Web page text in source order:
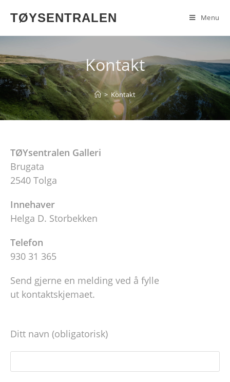
TØYSENTRALEN Menu
Kontakt
> Kontakt
TØYsentralen Galleri
Brugata
2540 Tolga
Innehaver
Helga D. Storbekken
Telefon
930 31 365
Send gjerne en melding ved å fylle
ut kontaktskjemaet.
Ditt navn (obligatorisk)